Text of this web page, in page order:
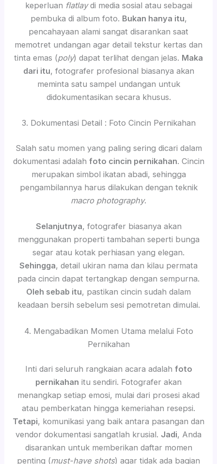
keperluan flatlaydi media sosial atau sebagai
pembuka di album foto. Bukan hanya itu,
pencahayaan alami sangat disarankan saat
memotret undangan agar detail tekstur kertas dan
tinta emas (poly) dapat terlihat dengan jelas. Maka
dari itu, fotografer profesional biasanya akan
meminta satu sampel undangan untuk
didokumentasikan secara khusus.
3. Dokumentasi Detail : Foto Cincin Pernikahan
Salah satu momen yang paling sering dicari dalam
dokumentasi adalah foto cincin pernikahan. Cincin
merupakan simbol ikatan abadi, sehingga
pengambilannya harus dilakukan dengan teknik
macro photography.
Selanjutnya, fotografer biasanya akan
menggunakan properti tambahan seperti bunga
segar atau kotak perhiasan yang elegan.
Sehingga, detail ukiran nama dan kilau permata
pada cincin dapat tertangkap dengan sempurna.
Oleh sebab itu, pastikan cincin sudah dalam
keadaan bersih sebelum sesi pemotretan dimulai.
4. Mengabadikan Momen Utama melalui Foto
Pernikahan
Inti dari seluruh rangkaian acara adalah foto
pernikahan itu sendiri. Fotografer akan
menangkap setiap emosi, mulai dari prosesi akad
atau pemberkatan hingga kemeriahan resepsi.
Tetapi, komunikasi yang baik antara pasangan dan
vendor dokumentasi sangatlah krusial. Jadi, Anda
disarankan untuk memberikan daftar momen
penting (must-have shots) agar tidak ada bagian